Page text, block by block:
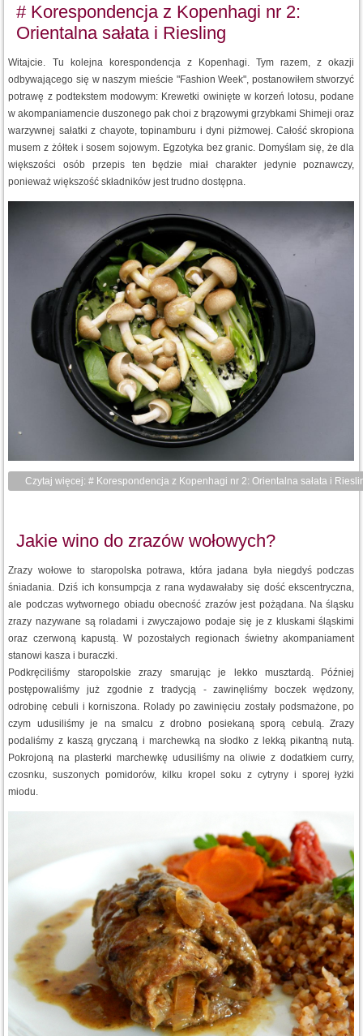
# Korespondencja z Kopenhagi nr 2:
Orientalna sałata i Riesling
Witajcie. Tu kolejna korespondencja z Kopenhagi. Tym razem, z okazji
odbywającego się w naszym mieście "Fashion Week", postanowiłem stworzyć
potrawę z podtekstem modowym: Krewetki owinięte w korzeń lotosu, podane
w akompaniamencie duszonego pak choi z brązowymi grzybkami Shimeji oraz
warzywnej sałatki z chayote, topinamburu i dyni piżmowej. Całość skropiona
musem z żółtek i sosem sojowym. Egzotyka bez granic. Domyślam się, że dla
większości osób przepis ten będzie miał charakter jedynie poznawczy,
ponieważ większość składników jest trudno dostępna.
Czytaj więcej: # Korespondencja z Kopenhagi nr 2: Orientalna sałata i
Jakie wino do zrazów wołowych?
Zrazy wołowe to staropolska potrawa, która jadana była niegdyś podczas
śniadania. Dziś ich konsumpcja z rana wydawałaby się dość ekscentryczna,
ale podczas wytwornego obiadu obecność zrazów jest pożądana. Na śląsku
zrazy nazywane są roladami i zwyczajowo podaje się je z kluskami śląskimi
oraz czerwoną kapustą. W pozostałych regionach świetny akompaniament
stanowi kasza i buraczki.
Podkręciliśmy staropolskie zrazy smarując je lekko musztardą. Później
postępowaliśmy już zgodnie z tradycją - zawinęliśmy boczek wędzony,
odrobinę cebuli i korniszona. Rolady po zawinięciu zostały podsmażone, po
czym udusiliśmy je na smalcu z drobno posiekaną sporą cebulą. Zrazy
podaliśmy z kaszą gryczaną i marchewką na słodko z lekką pikantną nutą.
Pokrojoną na plasterki marchewkę udusiliśmy na oliwie z dodatkiem curry,
czosnku, suszonych pomidorów, kilku kropel soku z cytryny i sporej łyżki
miodu.